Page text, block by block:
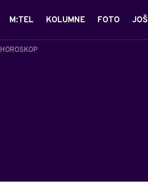
HOROSKOP
M:TEL KOLUMNE FOTO JOŠ